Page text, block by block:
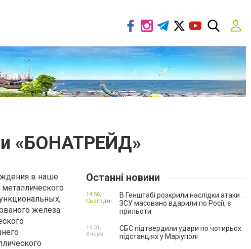
«БОНАТРЕЙД»
в наше
железа.
Останні новини
В Генштабі розкрили наслідки атаки .
ЗСУ масовано вдарили по Росії, є
прильоти
14:56,
Сьогодні
СБС підтвердили удари по чотирьох
підстанціях у Маріуполі
19:31,
Вчора